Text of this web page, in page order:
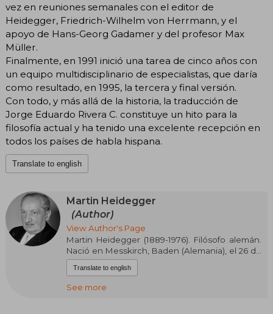
vez en reuniones semanales con el editor de
Heidegger, Friedrich-Wilhelm von Herrmann, y el
apoyo de Hans-Georg Gadamer y del profesor Max
Müller.
Finalmente, en 1991 inició una tarea de cinco años con
un equipo multidisciplinario de especialistas, que daría
como resultado, en 1995, la tercera y final versión.
Con todo, y más allá de la historia, la traducción de
Jorge Eduardo Rivera C. constituye un hito para la
filosofía actual y ha tenido una excelente recepción en
todos los países de habla hispana.
Translate to english
Martin Heidegger
(Author)
View Author's Page
Martin Heidegger (1889-1976). Filósofo alemán.
Nació en Messkirch, Baden (Alemania), el 26 de
septiembre de 1889. Su padre, Friedrich
Heidegger (1851-1924) es sacristán católico y
maestro tonelero, su madre es Johanna
Translate to english
See more